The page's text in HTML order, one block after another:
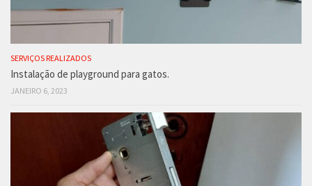
SERVIÇOS REALIZADOS
Instalação de playground para gatos.
JANEIRO 6, 2023